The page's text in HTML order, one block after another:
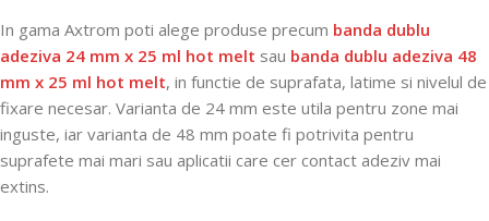
In gama Axtrom poti alege produse precum banda dublu
adeziva 24 mm x 25 ml hot melt sau banda dublu adeziva 48
mm x 25 ml hot melt, in functie de suprafata, latime si nivelul de
fixare necesar. Varianta de 24 mm este utila pentru zone mai
inguste, iar varianta de 48 mm poate fi potrivita pentru
suprafete mai mari sau aplicatii care cer contact adeziv mai
extins.